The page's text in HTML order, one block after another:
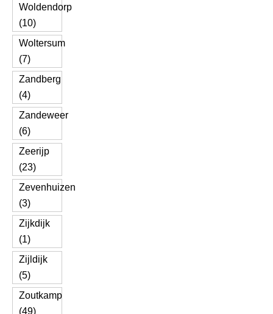
Woldendorp
(10)
Woltersum
(7)
Zandberg
(4)
Zandeweer
(6)
Zeerijp
(23)
Zevenhuizen
(3)
Zijkdijk
(1)
Zijldijk
(5)
Zoutkamp
(49)